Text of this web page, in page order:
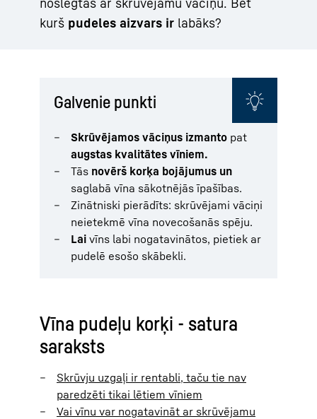
kurš pudeles aizvars ir labāks?
Galvenie punkti
Skrūvējamos vāciņus izmanto pat
augstas kvalitātes vīniem.
Tās novērš korķa bojājumus un
saglabā vīna sākotnējās īpašības.
Zinātniski pierādīts: skrūvējami vāciņi
neietekmē vīna novecošanās spēju.
Lai vīns labi nogatavinātos, pietiek ar
pudelē esošo skābekli.
Vīna pudeļu korķi - satura
saraksts
Skrūvju uzgaļi ir rentabli, taču tie nav
paredzēti tikai lētiem vīniem
Vai vīnu var nogatavināt ar skrūvējamu